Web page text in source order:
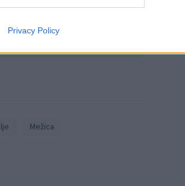
Privacy Policynasilja ali nestrpnosti.
→
Mežica